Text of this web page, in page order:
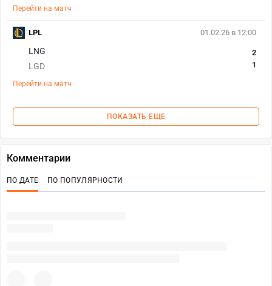
Перейти на матч
01.02.26 в 12:00
LNG
LGD
2
1
Перейти на матч
LPL
ПОКАЗАТЬ ЕЩЕ
Комментарии
ПО ДАТЕ ПО ПОПУЛЯРНОСТИ